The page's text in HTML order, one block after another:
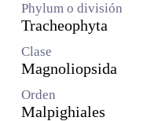
Phylum o división
Tracheophyta
Clase
Magnoliopsida
Orden
Malpighiales